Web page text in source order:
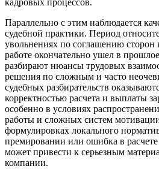
кадровых процессов.
Параллельно с этим наблюдается
судебной практики. Период
увольнениях по соглашению сторон
работе окончательно ушел в
разбирают нюансы трудовых
решения по сложным и часто
судебных разбирательств
корректностью расчета и выплаты
особенно в условиях
работы и сложных систем
формулировках локального
премировании или ошибка в
может привести к серьезным
компании.